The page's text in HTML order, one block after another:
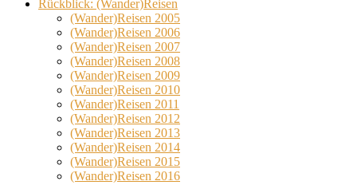
Rückblick: (Wander)Reisen
(Wander)Reisen 2005
(Wander)Reisen 2006
(Wander)Reisen 2007
(Wander)Reisen 2008
(Wander)Reisen 2009
(Wander)Reisen 2010
(Wander)Reisen 2011
(Wander)Reisen 2012
(Wander)Reisen 2013
(Wander)Reisen 2014
(Wander)Reisen 2015
(Wander)Reisen 2016